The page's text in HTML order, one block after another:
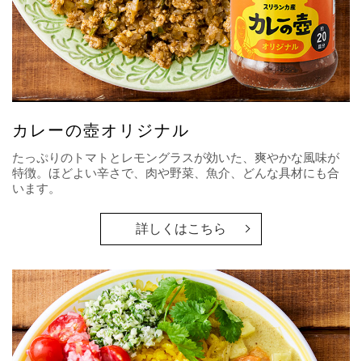
カレーの壺オリジナル
たっぷりのトマトとレモングラスが効いた、爽やかな風味が
特徴。ほどよい辛さで、肉や野菜、魚介、どんな具材にも合
います。
詳しくはこちら